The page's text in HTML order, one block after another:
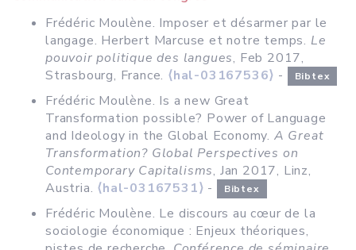
Frédéric Moulène. Imposer et désarmer par le
langage. Herbert Marcuse et notre temps. Le
pouvoir politique des langues, Feb 2017,
Strasbourg, France. ⟨hal-03167536⟩ - Bibtex
Frédéric Moulène. Is a new Great
Transformation possible? Power of Language
and Ideology in the Global Economy. A Great
Transformation? Global Perspectives on
Contemporary Capitalisms, Jan 2017, Linz,
Austria. ⟨hal-03167531⟩ - Bibtex
Frédéric Moulène. Le discours au cœur de la
sociologie économique : Enjeux théoriques,